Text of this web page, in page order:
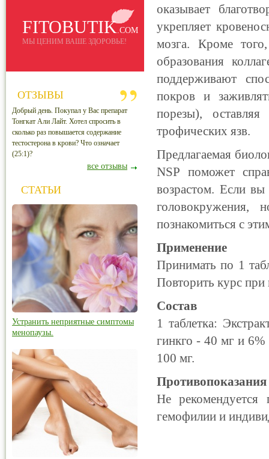
оказывает
укрепляет
мозга. Кроме
образования
поддерживают
покров и
порезы),
трофических язв.
Предлагаемая
NSP поможет
возрастом. Если
познакомиться с
Применение
Принимать по 1
Повторить курс при
Состав
1 таблетка:
гинкго - 40 мг и
100 мг.
Противопоказания
Не
гемофилии и
FITOBUTIK.COM
МЫ ЦЕНИМ ВАШЕ ЗДОРОВЬЕ!
ОТЗЫВЫ
Добрый день. Покупал у Вас препарат
Тонгкат Али Лайт. Хотел спросить в
сколько раз повышается содержание
тестостерона в крови? Что означает
(25:1)?
все отзывы
СТАТЬИ
Устранить неприятные симптомы
менопаузы.